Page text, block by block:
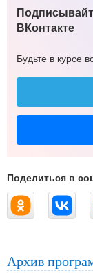
ВКонтакте
Будьте в курсе
Поделиться в
Архив